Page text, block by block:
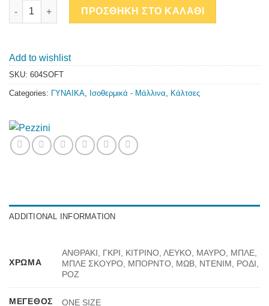
ΣΟΣΟΝΙ COCCOLINA SOFT quantity
ΠΡΟΣΘΗΚΗ ΣΤΟ ΚΑΛΑΘΙ
Add to wishlist
SKU: 604SOFT
Categories: ΓΥΝΑΙΚΑ, Ισοθερμικά - Μάλλινα, Κάλτσες
ADDITIONAL INFORMATION
ΧΡΏΜΑ
ΑΝΘΡΑΚΙ, ΓΚΡΙ, ΚΙΤΡΙΝΟ, ΛΕΥΚΟ, ΜΑΥΡΟ, ΜΠΛΕ,
ΜΠΛΕ ΣΚΟΥΡΟ, ΜΠΟΡΝΤΟ, ΜΩΒ, ΝΤΕΝΙΜ, ΡΟΔΙ,
ΡΟΖ
ΜΈΓΕΘΟΣ ONE SIZE